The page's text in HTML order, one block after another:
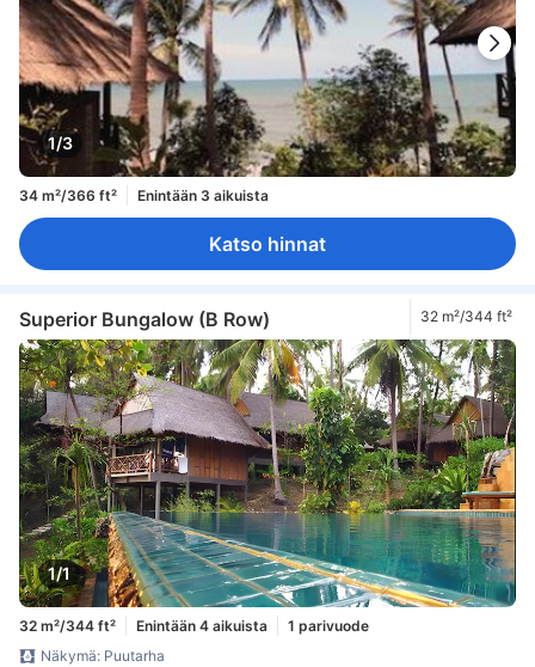
1/3
34 m²/366 ft² Enintään 3 aikuista
Katso hinnat
Superior Bungalow (B Row) 32 m²/344 ft²
1/1
32 m²/344 ft² Enintään 4 aikuista
1 parivuode
Näkymä: Puutarha